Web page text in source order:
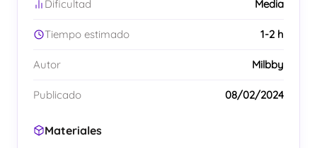
Dificultad Media
Tiempo estimado 1-2 h
Autor Milbby
Publicado 08/02/2024
Materiales